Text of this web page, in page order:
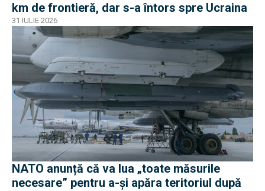
km de frontieră, dar s-a întors spre Ucraina
31 IULIE 2026
NATO anunță că va lua „toate măsurile
necesare” pentru a-și apăra teritoriul după